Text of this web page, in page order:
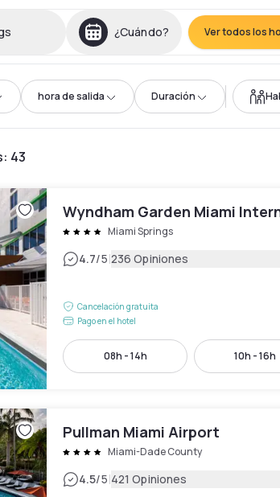
¿Cuándo? Ver todos los
hora de salida Duración
: 43
Wyndham Garden Miami
Miami Springs
4.7/5|236 Opiniones
Cancelación gratuita
Pago en el hotel
08h - 14h 10h - 16h
Pullman Miami Airport
Miami-Dade County
4.5/5|421 Opiniones